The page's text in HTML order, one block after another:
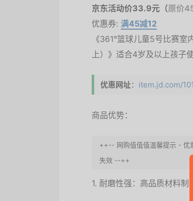
京东活动价33.9元（原价
优惠券: 满45减12
《361°篮球儿童5号比赛
上）》适合4岁及以上孩子
优惠网址： item.jd.com/
商品优势：
++-- 网购值值值温馨提示 - 优
失效 --++
1. 耐磨性强：高品质材料制